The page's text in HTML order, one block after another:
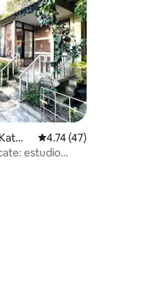
Calificación
4.74 (47)
estudio